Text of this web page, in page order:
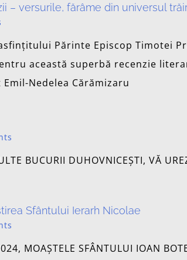
– versurile, fărâme din universul
Părinte Episcop Timotei
această superbă recenzie
Nedelea Cărămizaru
BUCURII DUHOVNICEȘTI, VĂ
Sfântului Ierarh Nicolae
MOAȘTELE SFÂNTULUI IOAN